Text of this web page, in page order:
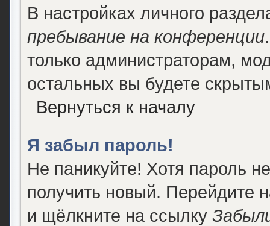
В настройках личного
пребывание на конференции
только администраторам,
остальных вы будете
Вернуться к началу
Я забыл пароль!
Не паникуйте! Хотя пароль
получить новый. Перейдите
и щёлкните на ссылку